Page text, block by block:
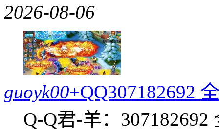
2026-08-06
guoyk00+QQ307182692
Q-Q君-羊：